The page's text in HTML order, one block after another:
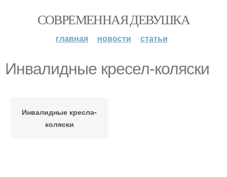
СОВРЕМЕННАЯ ДЕВУШКА
главная новости статьи
Инвалидные кресел-коляски
Инвалидные кресла-
коляски